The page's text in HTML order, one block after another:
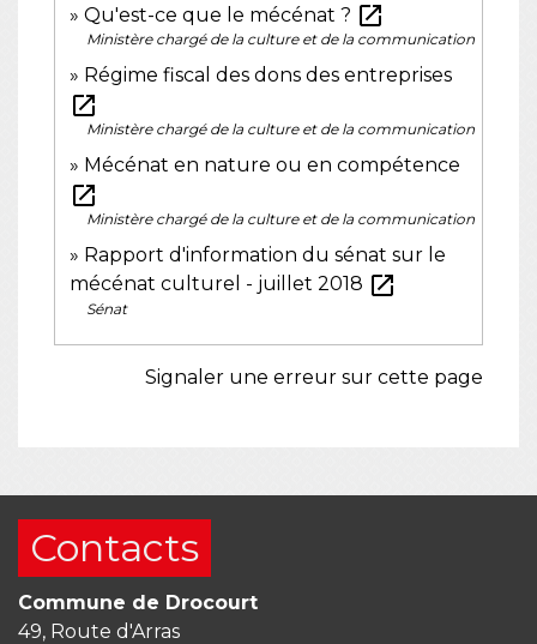
Qu'est-ce que le mécénat ? open_in_new
Ministère chargé de la culture et de la communication
Régime fiscal des dons des entreprises
open_in_new
Ministère chargé de la culture et de la communication
Mécénat en nature ou en compétence
open_in_new
Ministère chargé de la culture et de la communication
Rapport d'information du sénat sur le
mécénat culturel - juillet 2018 open_in_new
Sénat
Signaler une erreur sur cette page
Contacts
Commune de Drocourt
49, Route d'Arras